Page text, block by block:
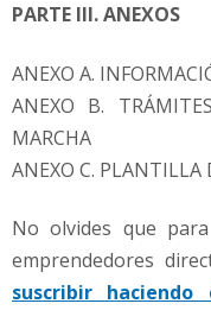
PARTE III. ANEXOS
ANEXO A.
ANEXO B.
MARCHA
ANEXO C. PLANTILLA
No olvides que
emprendedores
suscribir haciendo